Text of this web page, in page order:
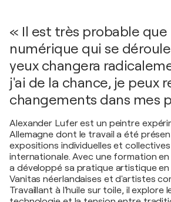
« Il est très probable
numérique qui se
yeux changera
j'ai de la chance, je peux
changements dans mes
Alexander Lufer est un peintre
Allemagne dont le travail a été
expositions individuelles et collectives
internationale. Avec une formation
a développé sa pratique artistique
Vanitas néerlandaises et d'artistes
Travaillant à l'huile sur toile, il explore